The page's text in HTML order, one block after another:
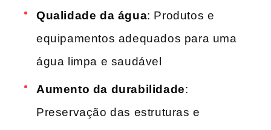
Qualidade da água: Produtos e
equipamentos adequados para uma
água limpa e saudável
Aumento da durabilidade:
Preservação das estruturas e